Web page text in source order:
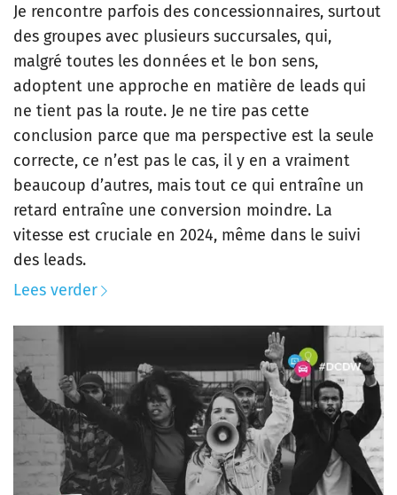
Je rencontre parfois des concessionnaires, surtout
des groupes avec plusieurs succursales, qui,
malgré toutes les données et le bon sens,
adoptent une approche en matière de leads qui
ne tient pas la route. Je ne tire pas cette
conclusion parce que ma perspective est la seule
correcte, ce n’est pas le cas, il y en a vraiment
beaucoup d’autres, mais tout ce qui entraîne un
retard entraîne une conversion moindre. La
vitesse est cruciale en 2024, même dans le suivi
des leads.
Lees verder